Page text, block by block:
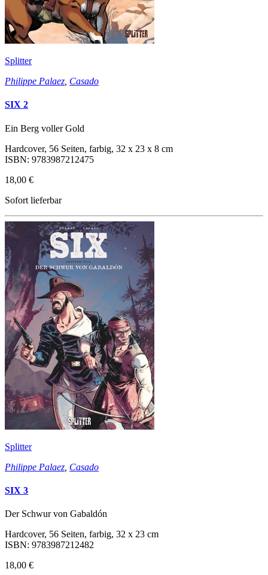
Splitter
Philippe Palaez Casado
SIX 2
Ein Berg voller Gold
Hardcover, 56 Seiten, farbig, 32 x 23 x 8 cm
ISBN: 9783987212475
18,00 €
Sofort lieferbar
Splitter
Philippe Palaez Casado
SIX 3
Der Schwur von Gabaldón
Hardcover, 56 Seiten, farbig, 32 x 23 cm
ISBN: 9783987212482
18,00 €